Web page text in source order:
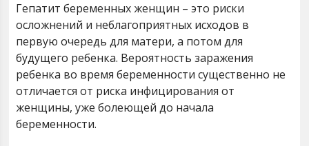
Гепатит беременных женщин – это риски
осложнений и неблагоприятных исходов в
первую очередь для матери, а потом для
будущего ребенка. Вероятность заражения
ребенка во время беременности существенно не
отличается от риска инфицирования от
женщины, уже болеющей до начала
беременности.